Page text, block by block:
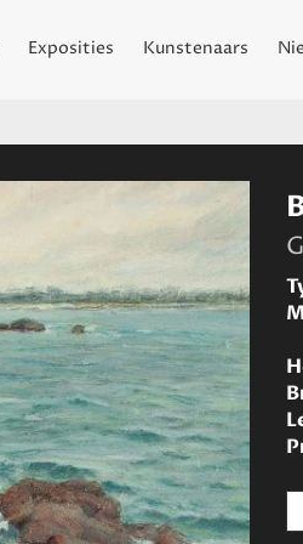
Exposities Kunstenaars